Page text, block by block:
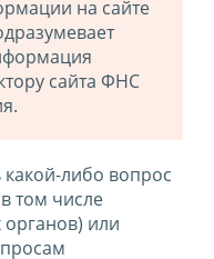
на сайте
сайта ФНС
либо вопрос
том числе
или